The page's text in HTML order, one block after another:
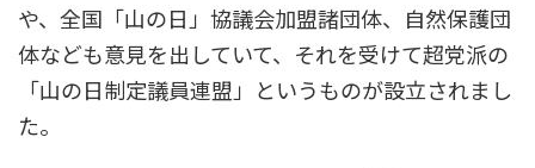
や、全国「山の日」協議会加盟諸団体、自然保護団
体なども意見を出していて、それを受けて超党派の
「山の日制定議員連盟」 というものが設立されまし
た。